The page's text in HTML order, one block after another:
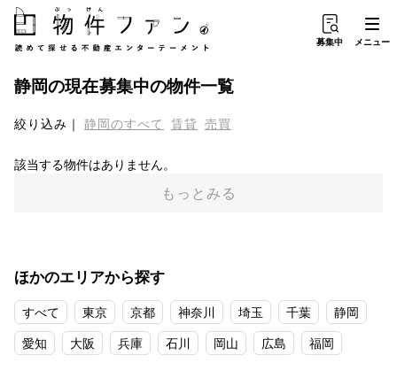
募集中 メニュー
静岡の現在募集中の物件一覧
絞り込み 静岡のすべて 賃貸 売買
該当する物件はありません。
もっとみる
ほかのエリアから探す
すべて 東京 京都 神奈川 埼玉 千葉
静岡
愛知
大阪 兵庫 石川 岡山 広島 福岡